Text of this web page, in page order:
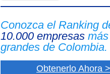
Conozca el Ranking
10.000 empresas más
grandes de Colombia.
Obtenerlo Ahora